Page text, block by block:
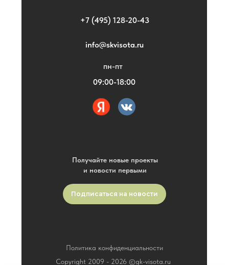
Политика конфиденциальности
Copyright 2009 - 2026 ©gk-visota.ru
Получайте новые проекты
и новости первыми
+7 (495) 128-20-43
info@skvisota.ru
пн-пт
09:00-18:00
Подписаться на новости